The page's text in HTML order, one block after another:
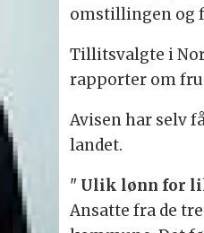
omstillingen og
Tillitsvalgte i
rapporter om
Avisen har selv
landet.
" Ulik lønn for
Ansatte fra de